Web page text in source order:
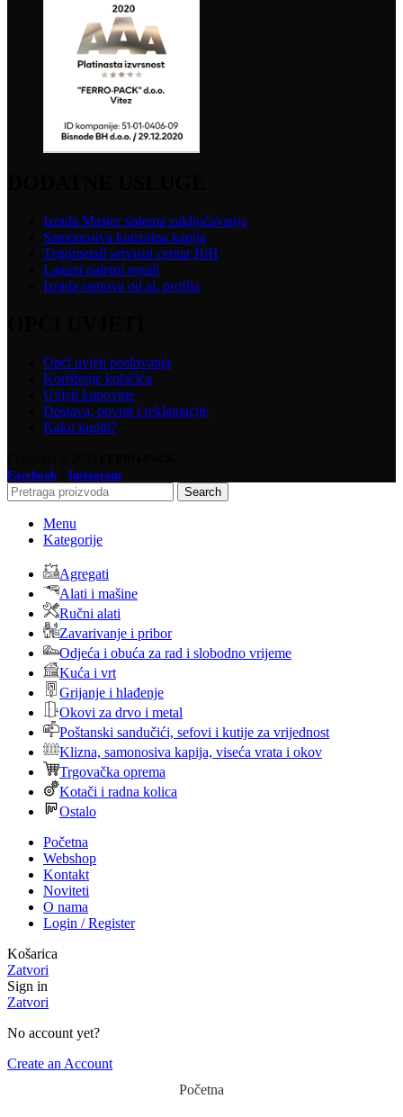
Izrada Master sistema zaključavanja
Samonosiva konzolna kapija
Tegometall servisni centar BiH
Lagani paletni regali
Izrada ramova od al. profila
Opći uvjeti poslovanja
Korištenje kolačića
Uvjeti kupovine
Dostava, povrat i reklamacije
Kako kupiti?
Facebook
Instagram
Search
Menu
Kategorije
Agregati
Alati i mašine
Ručni alati
Zavarivanje i pribor
Odjeća i obuća za rad i slobodno vrijeme
Kuća i vrt
Grijanje i hlađenje
Okovi za drvo i metal
Poštanski sandučići, sefovi i kutije za vrijednost
Klizna, samonosiva kapija, viseća vrata i okov
Trgovačka oprema
Kotači i radna kolica
Ostalo
Početna
Webshop
Kontakt
Noviteti
O nama
Login / Register
Košarica
Zatvori
Sign in
Zatvori
No account yet?
Create an Account
Početna